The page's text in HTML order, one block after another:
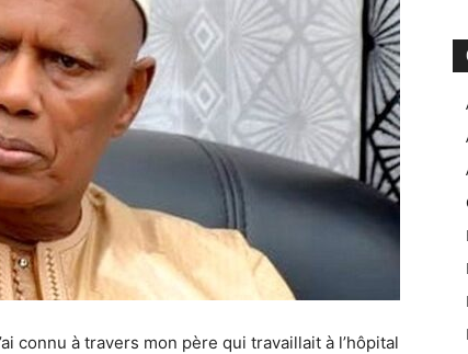
connu à travers mon père qui travaillait à l’hôpital